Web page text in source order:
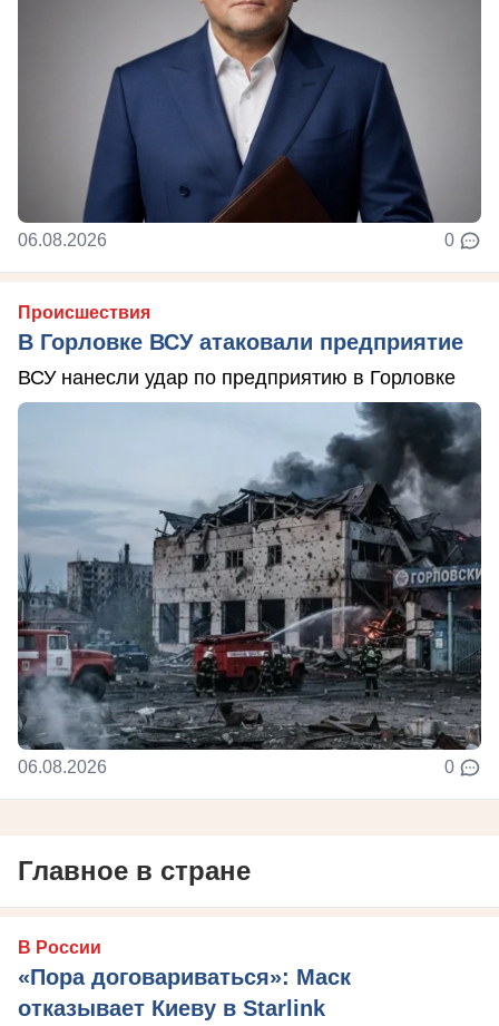
06.08.2026 0
Происшествия
В Горловке ВСУ атаковали предприятие
ВСУ нанесли удар по предприятию в Горловке
06.08.2026 0
Главное в стране
В России
«Пора договариваться»: Маск
отказывает Киеву в Starlink